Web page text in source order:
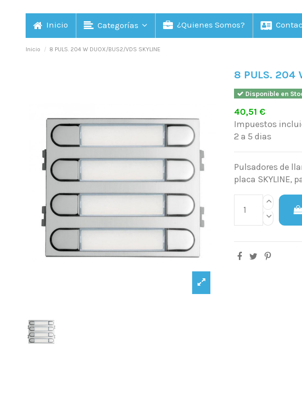
Inicio Categorías ¿Quienes Somos?
Inicio 8 PULS. 204 W DUOX/BUS2/VDS SKYLINE
8 PULS. 204
Disponible en
40,51 €
Impuestos
2 a 5 dias
Pulsadores de
placa SKYLINE,